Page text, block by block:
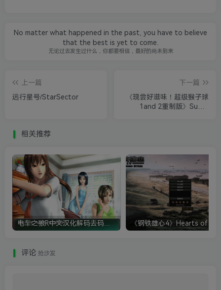
No matter what happened in the past, you have to believe
that the best is yet to come.
无论过去发生过什么，你都要相信，最好的尚未到来
上一篇
远行星号/StarSector
下一篇
《现尝好滋味！超级猴子球
1and 2重制版》Super
相关推荐
评论 抢沙发